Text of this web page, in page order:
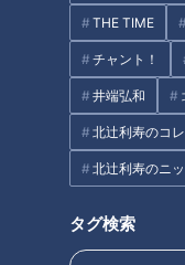
THE TIME
チャント！
井端弘和
北辻利寿のコ
北辻利寿のニ
タグ検索
閉校！ 2年半で107校、
ブ訪問！ あの生徒たち
タグ
チャント！